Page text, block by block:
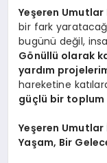
Yeşeren Umutlar
bir fark
bugünü değil,
Gönüllü olarak
yardım
hareketine
güçlü bir
Yeşeren Umutlar
Yaşam, Bir